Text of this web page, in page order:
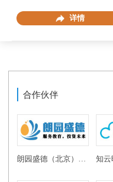
详情
合作伙伴